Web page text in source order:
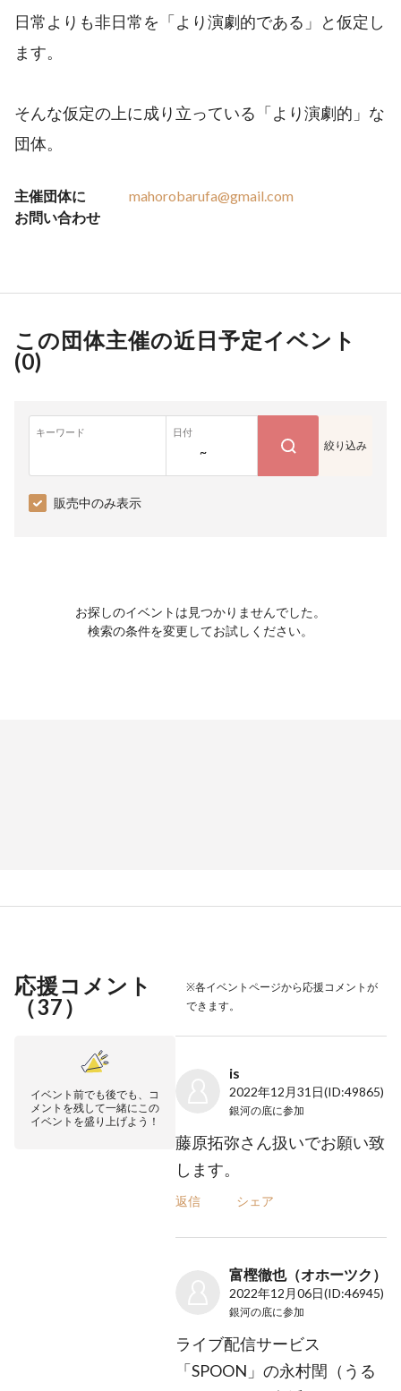
日常よりも非日常を「より演劇的である」と仮定し
ます。
そんな仮定の上に成り立っている「より演劇的」な
団体。
主催団体に
お問い合わせ
mahorobarufa@gmail.com
この団体主催の近日予定イベント
(0)
キーワード 日付
~ 絞り込み
販売中のみ表示
お探しのイベントは見つかりませんでした。
検索の条件を変更してお試しください。
応援コメント
（37）
※各イベントページから応援コメントが
できます。
イベント前でも後でも、コ
メントを残して一緒にこの
イベントを盛り上げよう！
is
2022年12月31日(ID:49865)
銀河の底に参加
藤原拓弥さん扱いでお願い致
します。
返信 シェア
富樫徹也（オホーツク）
2022年12月06日(ID:46945)
銀河の底に参加
ライブ配信サービス
「SPOON」の永村閏（うる